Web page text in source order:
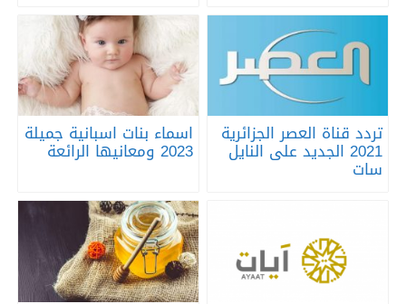
تردد قناة العصر الجزائرية
2021 الجديد على النايل
سات
اسماء بنات اسبانية جميلة
2023 ومعانيها الرائعة